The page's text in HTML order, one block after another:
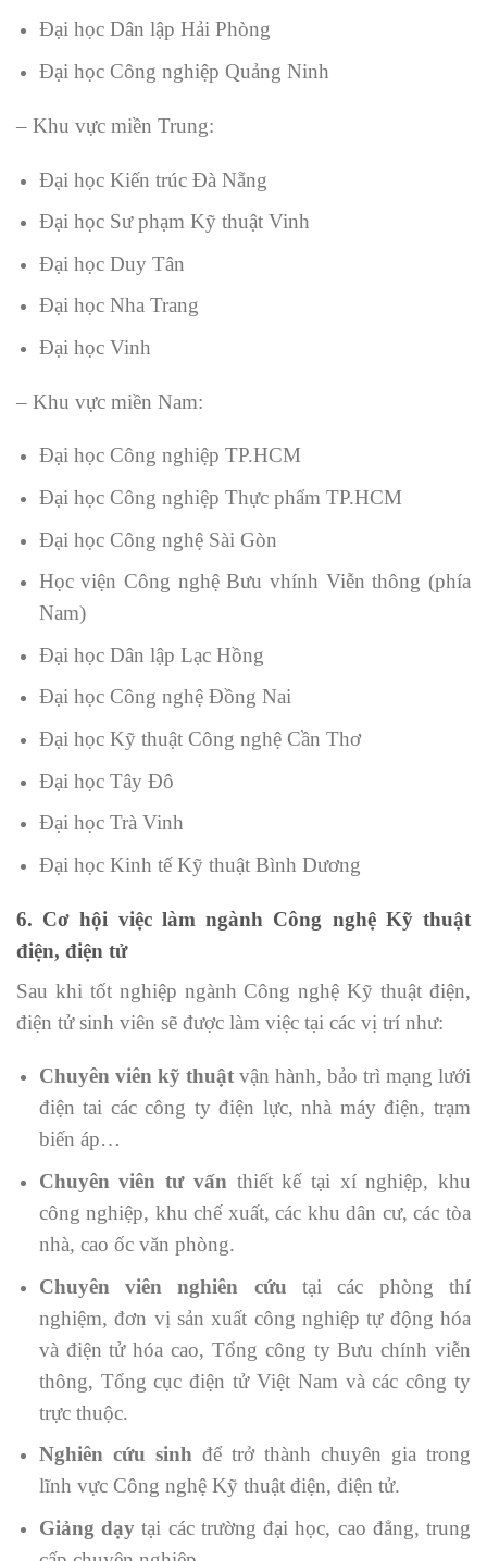
Đại học Dân lập Hải Phòng
Đại học Công nghiệp Quảng Ninh
– Khu vực miền Trung:
Đại học Kiến trúc Đà Nẵng
Đại học Sư phạm Kỹ thuật Vinh
Đại học Duy Tân
Đại học Nha Trang
Đại học Vinh
– Khu vực miền Nam:
Đại học Công nghiệp TP.HCM
Đại học Công nghiệp Thực phẩm TP.HCM
Đại học Công nghệ Sài Gòn
Học viện Công nghệ Bưu vhính Viễn thông (phía
Nam)
Đại học Dân lập Lạc Hồng
Đại học Công nghệ Đồng Nai
Đại học Kỹ thuật Công nghệ Cần Thơ
Đại học Tây Đô
Đại học Trà Vinh
Đại học Kinh tế Kỹ thuật Bình Dương
6. Cơ hội việc làm ngành Công nghệ Kỹ thuật
điện, điện tử
Sau khi tốt nghiệp ngành Công nghệ Kỹ thuật điện,
điện tử sinh viên sẽ được làm việc tại các vị trí như:
Chuyên viên kỹ thuật vận hành, bảo trì mạng lưới
điện tai các công ty điện lực, nhà máy điện, trạm
biến áp…
Chuyên viên tư vấn thiết kế tại xí nghiệp, khu
công nghiệp, khu chế xuất, các khu dân cư, các tòa
nhà, cao ốc văn phòng.
Chuyên viên nghiên cứutại các phòng thí
nghiệm, đơn vị sản xuất công nghiệp tự động hóa
và điện tử hóa cao, Tổng công ty Bưu chính viễn
thông, Tổng cục điện tử Việt Nam và các công ty
trực thuộc.
Nghiên cứu sinh để trở thành chuyên gia trong
lĩnh vực Công nghệ Kỹ thuật điện, điện tử.
Giảng dạytại các trường đại học, cao đẳng, trung